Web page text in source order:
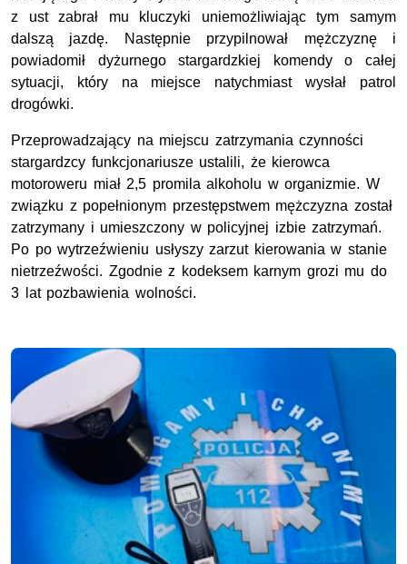
z ust zabrał mu kluczyki uniemożliwiając tym samym
dalszą jazdę. Następnie przypilnował mężczyznę i
powiadomił dyżurnego stargardzkiej komendy o całej
sytuacji, który na miejsce natychmiast wysłał patrol
drogówki.
Przeprowadzający na miejscu zatrzymania czynności
stargardzcy funkcjonariusze ustalili, że kierowca
motoroweru miał 2,5 promil a alkoholu w organizmie. W
związku z popełnionym przestępstwem mężczyzna został
zatrzymany i umieszczony w policyjnej izbie zatrzymań.
Po po wytrzeźwieniu usłyszy zarzut kierowania w stanie
nietrzeźwości. Zgodnie z kodeksem karnym grozi mu do
3 lat pozbawienia wolności.